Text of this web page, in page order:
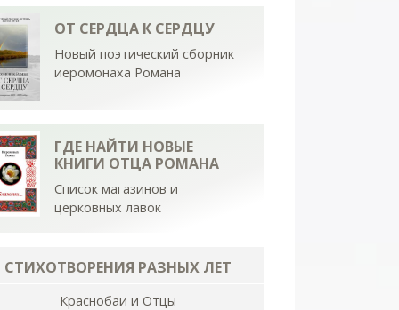
ОТ СЕРДЦА К СЕРДЦУ
Новый поэтический сборник
иеромонаха Романа
ГДЕ НАЙТИ НОВЫЕ
КНИГИ ОТЦА РОМАНА
Список магазинов и
церковных лавок
СТИХОТВОРЕНИЯ РАЗНЫХ ЛЕТ
Краснобаи и Отцы